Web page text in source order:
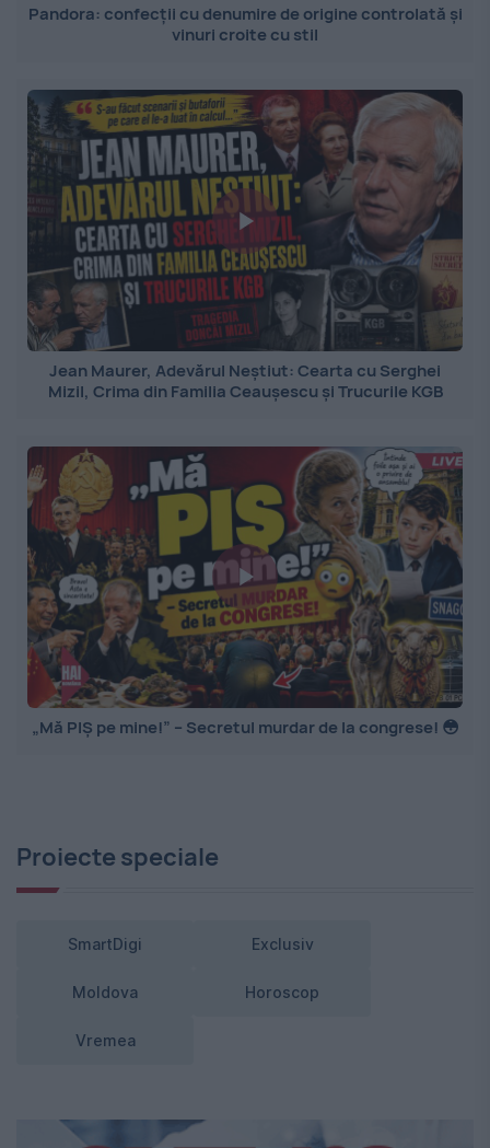
Pandora: confecții cu denumire de origine controlată și
vinuri croite cu stil
Jean Maurer, Adevărul Neștiut: Cearta cu Serghei
Mizil, Crima din Familia Ceaușescu și Trucurile KGB
„Mă PIȘ pe mine!” – Secretul murdar de la congrese! 😳
Proiecte speciale
SmartDigi Exclusiv
Moldova Horoscop
Vremea